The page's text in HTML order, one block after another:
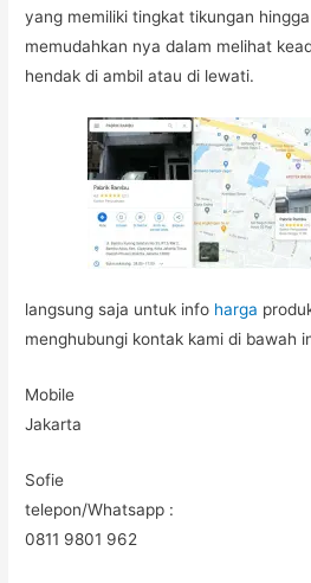
yang memiliki tingkat tikungan
memudahkan nya dalam melihat
hendak di ambil atau di lewati.
langsung saja untuk info harga
menghubungi kontak kami di bawah
Mobile
Jakarta
Sofie
telepon/Whatsapp :
0811 9801 962